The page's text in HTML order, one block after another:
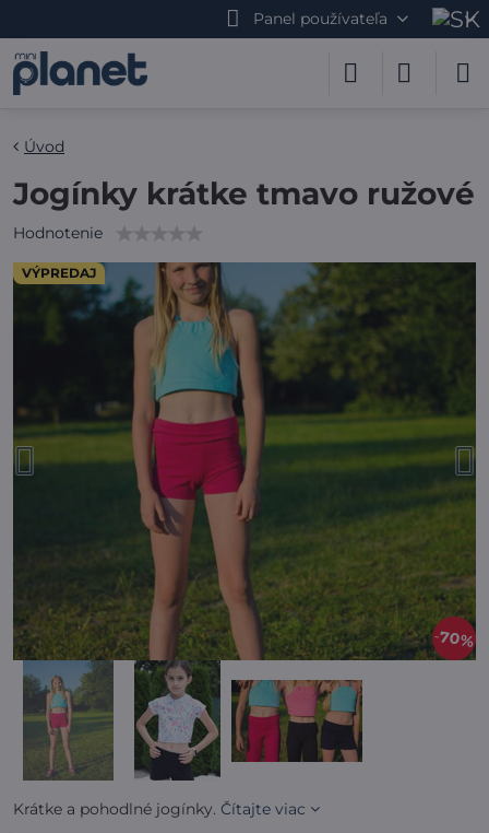
Panel používateľa
VÝPREDAJ
70%
Úvod
Jogínky krátke tmavo ružové
Hodnotenie
Krátke a pohodlné jogínky. Čítajte viac